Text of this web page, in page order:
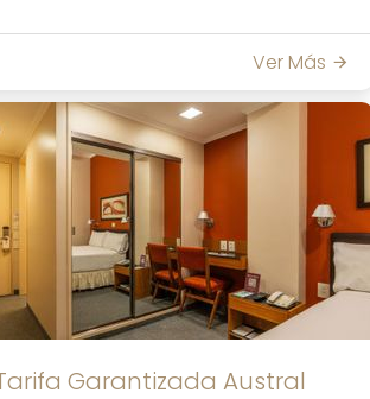
Ver Más
Garantizada Austral